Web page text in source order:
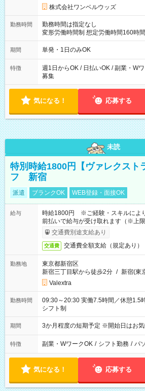
株式会社ワンベルウッズ
勤務時間
勤務時間は指定なし
変形労働時間制 想定労働時間160時間/月 【シフト例】 ・8
～21：00
期間 単発・1日のみOK
特徴
週1日からOK / 日払いOK / 副業・W
募集
気になる！ 応募する
未読
特別時給1800円【ヴァレクスト
フ 新宿
派遣 ブランクOK WEB登録・面接OK
給与
時給1800円 ※ご経験・スキルによ
前払いで給与が受け取れます（※上限
交通費別途支給あり
交通費 交通費全額支給（規定あり）
勤務地
東京都新宿区
新宿三丁目駅から徒歩2分 / 新宿(東
Valextra
勤務時間
09:30～20:30 実働7.5時間／休憩1.5時間 営業時間に合わせた
シフト制
期間 3か月程度の短期予定 ※開始日はお
特徴 副業・WワークOK / シフト勤務 / パ
気になる！ 応募する